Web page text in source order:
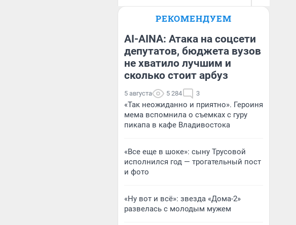
Назифа Нурмухаметова
РЕКОМЕНДУЕМ
AI-AINA: Атака на соцсети
депутатов, бюджета вузов
не хватило лучшим и
сколько стоит арбуз
5 августа 5 284 3
«Так неожиданно и приятно». Героиня
мема вспомнила о съемках с гуру
пикапа в кафе Владивостока
«Все еще в шоке»: сыну Трусовой
исполнился год — трогательный пост
и фото
«Ну вот и всё»: звезда «Дома-2»
развелась с молодым мужем